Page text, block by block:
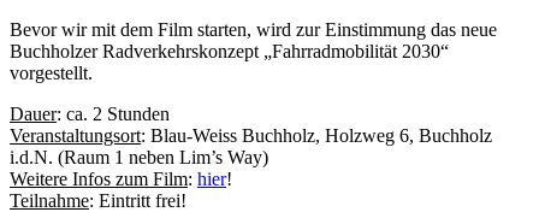
Bevor wir mit dem Film starten, wird zur Einstimmung das neue
Buchholzer Radverkehrskonzept „Fahrradmobilität 2030“
vorgestellt.
Dauer: ca. 2 Stunden
Veranstaltungsort: Blau-Weiss Buchholz, Holzweg 6, Buchholz
i.d.N. (Raum 1 neben Lim’s Way)
Weitere Infos zum Film: hier!
Teilnahme: Eintritt frei!